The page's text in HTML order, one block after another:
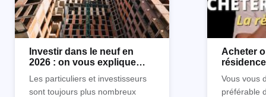
Investir dans le neuf en
2026 : on vous explique
Les particuliers et investisseurs
sont toujours plus nombreux
Acheter
Vous vous
préférable